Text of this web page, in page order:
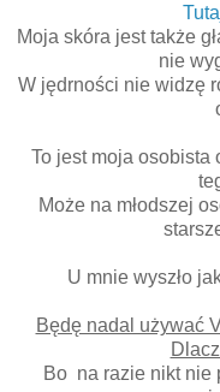
Moja skóra jest także
nie
W jędrności nie widzę
To jest moja osobista
Może na młodszej
U mnie wyszło
Będę nadal używać
Bo na razie nikt nie